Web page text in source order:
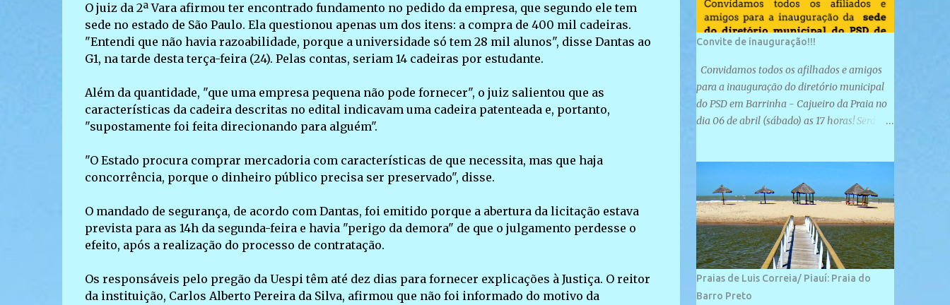
O juiz da 2ª Vara afirmou ter encontrado fundamento no pedido da empresa, que segundo ele tem
sede no estado de São Paulo. Ela questionou apenas um dos itens: a compra de 400 mil cadeiras.
"Entendi que não havia razoabilidade, porque a universidade só tem 28 mil alunos", disse Dantas ao
G1, na tarde desta terça-feira (24). Pelas contas, seriam 14 cadeiras por estudante.
Além da quantidade, "que uma empresa pequena não pode fornecer", o juiz salientou que as
características da cadeira descritas no edital indicavam uma cadeira patenteada e, portanto,
"supostamente foi feita direcionando para alguém".
"O Estado procura comprar mercadoria com características de que necessita, mas que haja
concorrência, porque o dinheiro público precisa ser preservado", disse.
O mandado de segurança, de acordo com Dantas, foi emitido porque a abertura da licitação estava
prevista para as 14h da segunda-feira e havia "perigo da demora" de que o julgamento perdesse o
efeito, após a realização do processo de contratação.
Os responsáveis pelo pregão da Uespi têm até dez dias para fornecer explicações à Justiça. O reitor
da instituição, Carlos Alberto Pereira da Silva, afirmou que não foi informado do motivo da
Convite de inauguração!!!
Convidamos todos os afilhados e amigos
para a inauguração do diretório municipal
do PSD em Barrinha - Cajueiro da Praia no
dia 06 de abril (sábado) as 17 horas! Será
localizada na Rua São José, 98 Barrinha -
Cajueiro da Praia.
Praias de Luis Correia/ Piauí: Praia do
Barro Preto